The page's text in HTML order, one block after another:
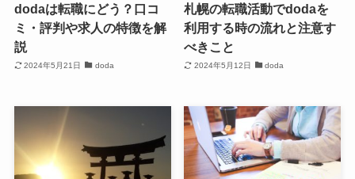
dodaは転職にどう？口コ
ミ・評判や求人の特徴を解
説
2024年5月21日 doda
札幌の転職活動でdodaを
利用する時の流れと注意す
べきこと
2024年5月12日 doda